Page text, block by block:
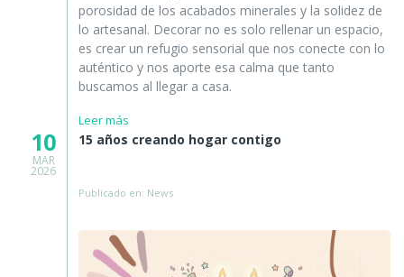
porosidad de los acabados minerales y la solidez de
lo artesanal. Decorar no es solo rellenar un espacio,
es crear un refugio sensorial que nos conecte con lo
auténtico y nos aporte esa calma que tanto
buscamos al llegar a casa.
Leer más
15 años creando hogar contigo
10
MAR
2026
Publicado en: News